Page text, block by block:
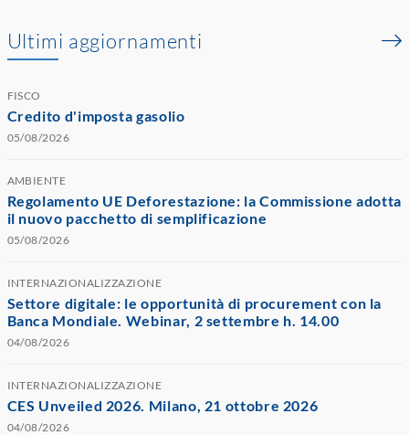
Ultimi aggiornamenti
FISCO
Credito d'imposta gasolio
05/08/2026
AMBIENTE
Regolamento UE Deforestazione: la Commissione adotta
il nuovo pacchetto di semplificazione
05/08/2026
INTERNAZIONALIZZAZIONE
Settore digitale: le opportunità di procurement con la
Banca Mondiale. Webinar, 2 settembre h. 14.00
04/08/2026
INTERNAZIONALIZZAZIONE
CES Unveiled 2026. Milano, 21 ottobre 2026
04/08/2026